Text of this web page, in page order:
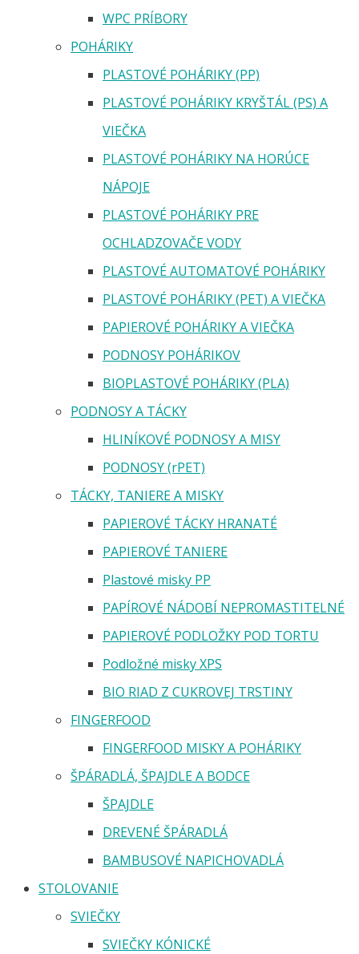
WPC PRÍBORY
POHÁRIKY
PLASTOVÉ POHÁRIKY (PP)
PLASTOVÉ POHÁRIKY KRYŠTÁL (PS) A
VIEČKA
PLASTOVÉ POHÁRIKY NA HORÚCE
NÁPOJE
PLASTOVÉ POHÁRIKY PRE
OCHLADZOVAČE VODY
PLASTOVÉ AUTOMATOVÉ POHÁRIKY
PLASTOVÉ POHÁRIKY (PET) A VIEČKA
PAPIEROVÉ POHÁRIKY A VIEČKA
PODNOSY POHÁRIKOV
BIOPLASTOVÉ POHÁRIKY (PLA)
PODNOSY A TÁCKY
HLINÍKOVÉ PODNOSY A MISY
PODNOSY (rPET)
TÁCKY, TANIERE A MISKY
PAPIEROVÉ TÁCKY HRANATÉ
PAPIEROVÉ TANIERE
Plastové misky PP
PAPÍROVÉ NÁDOBÍ NEPROMASTITELNÉ
PAPIEROVÉ PODLOŽKY POD TORTU
Podložné misky XPS
BIO RIAD Z CUKROVEJ TRSTINY
FINGERFOOD
FINGERFOOD MISKY A POHÁRIKY
ŠPÁRADLÁ, ŠPAJDLE A BODCE
ŠPAJDLE
DREVENÉ ŠPÁRADLÁ
BAMBUSOVÉ NAPICHOVADLÁ
STOLOVANIE
SVIEČKY
SVIEČKY KÓNICKÉ